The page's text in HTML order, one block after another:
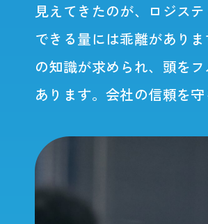
見えてきたのが、ロジス
できる量には乖離があり
の知識が求められ、頭を
あります。会社の信頼を